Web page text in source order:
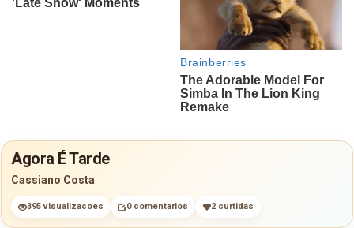
Agora É Tarde
Cassiano Costa
395 visualizacoes 0 comentarios 2 curtidas